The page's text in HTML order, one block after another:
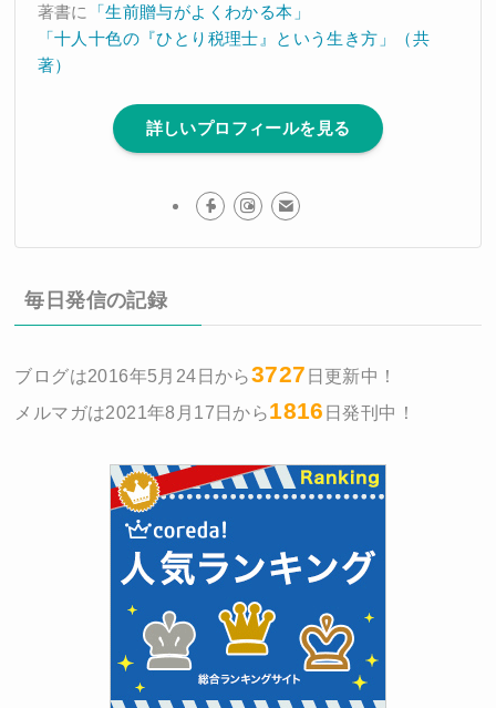
著書に
「生前贈与がよくわかる本」
「十人十色の『ひとり税理士』という生き方」（共
著）
詳しいプロフィールを見る
毎日発信の記録
ブログは2016年5月24日から3727 日更新中！
メルマガは2021年8月17日から1816 日発刊中！